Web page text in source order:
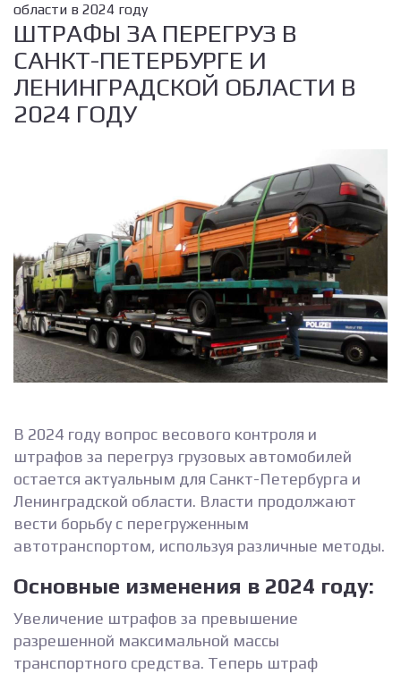
области в 2024 году
ШТРАФЫ ЗА ПЕРЕГРУЗ В
САНКТ-ПЕТЕРБУРГЕ И
ЛЕНИНГРАДСКОЙ ОБЛАСТИ В
2024 ГОДУ
В 2024 году вопрос весового контроля и
штрафов за перегруз грузовых автомобилей
остается актуальным для Санкт-Петербурга и
Ленинградской области. Власти продолжают
вести борьбу с перегруженным
автотранспортом, используя различные методы.
Основные изменения в 2024 году:
Увеличение штрафов за превышение
разрешенной максимальной массы
транспортного средства. Теперь штраф